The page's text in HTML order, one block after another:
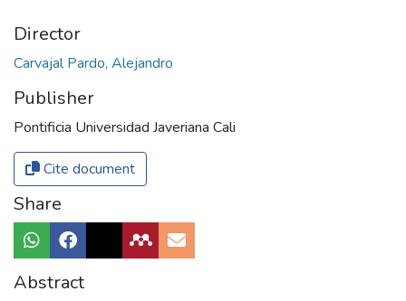
Director
Carvajal Pardo, Alejandro
Publisher
Pontificia Universidad Javeriana Cali
Cite document
Share
Abstract